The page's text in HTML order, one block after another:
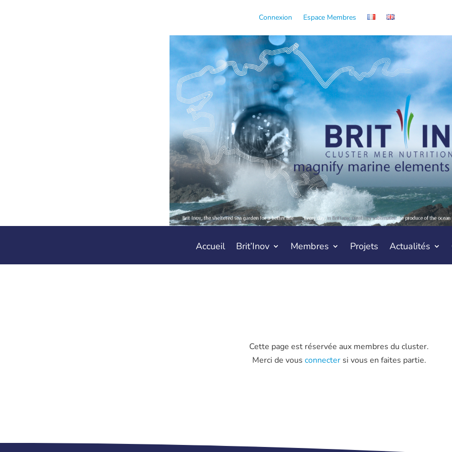
Connexion Espace Membres
Accueil Brit’Inov Membres Projets Actualités
Cette page est réservée aux membres du cluster.
Merci de vous connectersi vous en faites partie.